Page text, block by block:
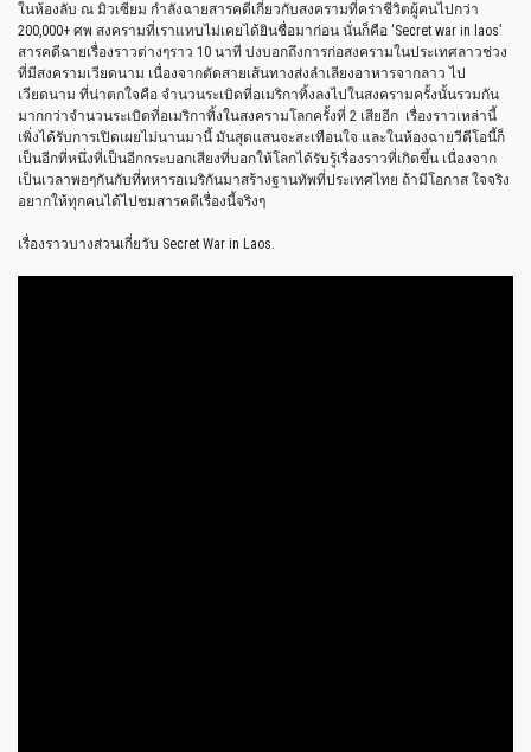
ในห้องลับ ณ มิวเซียม กำลังฉายสารคดีเกี่ยวกับสงครามที่คร่าชีวิตผู้คนไปกว่า
200,000+ ศพ สงครามที่เราแทบไม่เคยได้ยินชื่อมาก่อน นั่นก็คือ ‘Secret war in laos’
สารคดีฉายเรื่องราวต่างๆราว 10 นาที บ่งบอกถึงการก่อสงครามในประเทศลาวช่วง
ที่มีสงครามเวียดนาม เนื่องจากตัดสายเส้นทางส่งลำเลียงอาหารจากลาว ไป
เวียดนาม ที่น่าตกใจคือ จำนวนระเบิดที่อเมริกาทิ้งลงไปในสงครามครั้งนั้นรวมกัน
มากกว่าจำนวนระเบิดที่อเมริกาทิ้งในสงครามโลกครั้งที่ 2 เสียอีก เรื่องราวเหล่านี้
เพิ่งได้รับการเปิดเผยไม่นานมานี้ มันสุดแสนจะสะเทือนใจ และในห้องฉายวีดีโอนี้ก็
เป็นอีกที่หนึ่งที่เป็นอีกกระบอกเสียงที่บอกให้โลกได้รับรู้เรื่องราวที่เกิดขึ้น เนื่องจาก
เป็นเวลาพอๆกันกับที่ทหารอเมริกันมาสร้างฐานทัพที่ประเทศไทย ถ้ามีโอกาส ใจจริง
อยากให้ทุกคนได้ไปชมสารคดีเรื่องนี้จริงๆ
เรื่องราวบางส่วนเกี่ยวับ Secret War in Laos.